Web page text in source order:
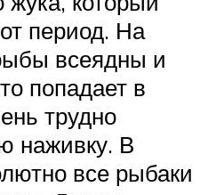
период. На
всеядны и
попадает в
трудно
наживку. В
все рыбаки